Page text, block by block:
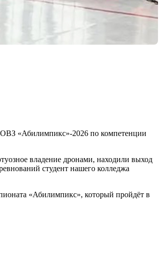
«Абилимпикс»-2026 по компетенции
владение дронами, находили выход
студент нашего колледжа
«Абилимпикс», который пройдёт в